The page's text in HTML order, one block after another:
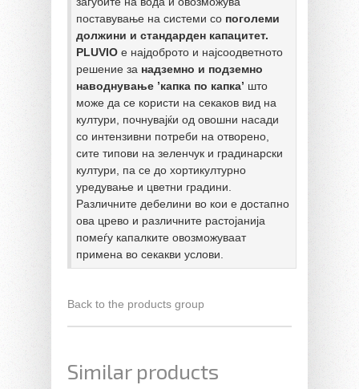
поставување на системи со поголеми
должини и стандарден капацитет.
PLUVIO е најдоброто и најсоодветното
решение за надземно и подземно
наводнување ’капка по капка’ што
може да се користи на секаков вид на
култури, почнувајќи од овошни насади
со интензивни потреби на отворено,
сите типови на зеленчук и градинарски
култури, па се до хортикултурно
уредување и цветни градини.
Различните дебелини во кои е достапно
ова црево и различните растојанија
помеѓу капалките овозможуваат
Back to the products group
Similar products